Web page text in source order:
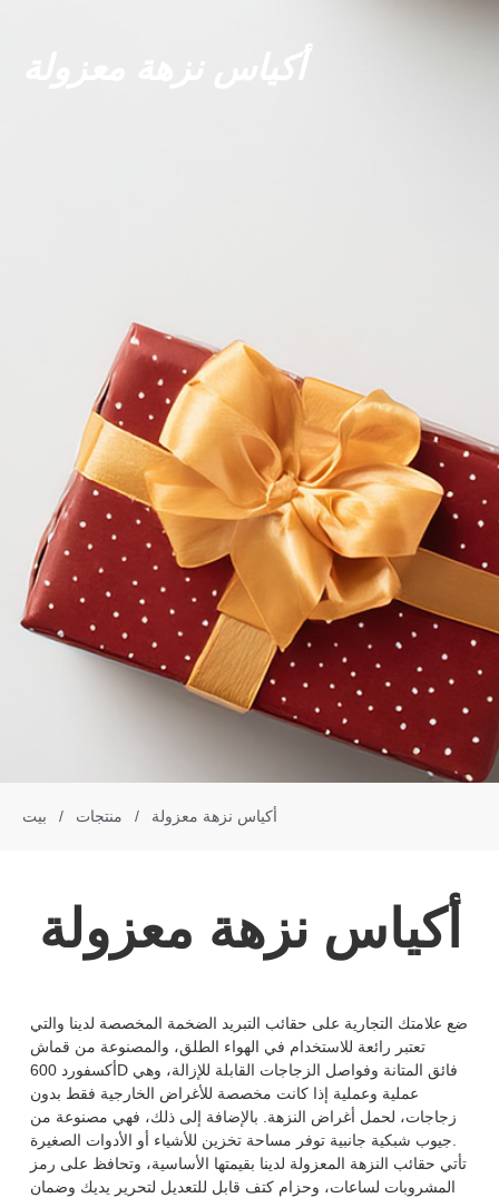
بيت / منتجات / أكياس نزهة معزولة
أكياس نزهة معزولة
ضع علامتك التجارية على حقائب التبريد الضخمة المخصصة لدينا والتي
تعتبر رائعة للاستخدام في الهواء الطلق، والمصنوعة من قماش
أكسفورد 600D فائق المتانة وفواصل الزجاجات القابلة للإزالة، وهي
عملية وعملية إذا كانت مخصصة للأغراض الخارجية فقط بدون
زجاجات، لحمل أغراض النزهة. بالإضافة إلى ذلك، فهي مصنوعة من
جيوب شبكية جانبية توفر مساحة تخزين للأشياء أو الأدوات الصغيرة.
تأتي حقائب النزهة المعزولة لدينا بقيمتها الأساسية، وتحافظ على رمز
المشروبات لساعات، وحزام كتف قابل للتعديل لتحرير يديك وضمان